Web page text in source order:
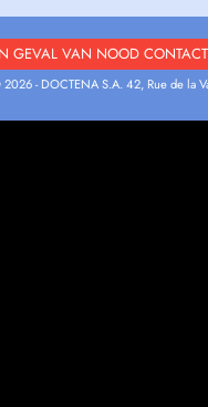
GEVAL VAN NOOD
- DOCTENA S.A. 42, Rue de la